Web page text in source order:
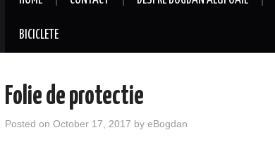
BICICLETE
Folie de protectie
Posted on October 17, 2017 by eBogdan